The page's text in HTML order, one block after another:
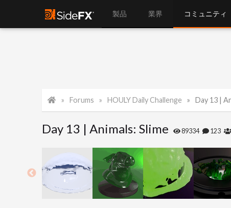
製品 業界 コミュニティ
Forums HOULY Daily Challenge Day 13 |
Day 13 | Animals: Slime 89334 123